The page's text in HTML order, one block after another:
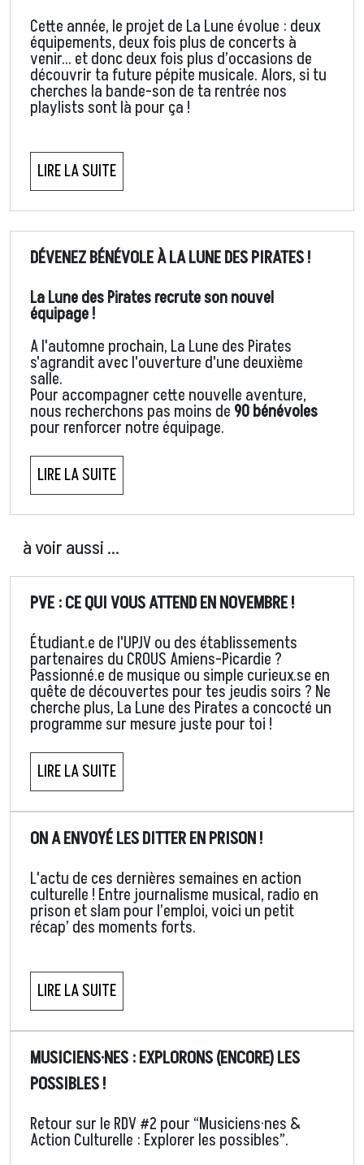
Cette année, le projet de La Lune évolue : deux
équipements, deux fois plus de concerts à
venir… et donc deux fois plus d’occasions de
découvrir ta future pépite musicale. Alors, si tu
cherches la bande-son de ta rentrée nos
playlists sont là pour ça !
LIRE LA SUITE
DÉVENEZ BÉNÉVOLE À LA LUNE DES PIRATES !
La Lune des Pirates recrute son nouvel
équipage !
A l'automne prochain, La Lune des Pirates
s'agrandit avec l'ouverture d'une deuxième
salle.
Pour accompagner cette nouvelle aventure,
nous recherchons pas moins de 90 bénévoles
pour renforcer notre équipage.
LIRE LA SUITE
à voir aussi ...
PVE : CE QUI VOUS ATTEND EN NOVEMBRE !
Étudiant.e de l'UPJV ou des établissements
partenaires du CROUS Amiens-Picardie ?
Passionné.e de musique ou simple curieux.se en
quête de découvertes pour tes jeudis soirs ? Ne
cherche plus, La Lune des Pirates a concocté un
programme sur mesure juste pour toi !
LIRE LA SUITE
ON A ENVOYÉ LES DITTER EN PRISON !
L'actu de ces dernières semaines en action
culturelle ! Entre journalisme musical, radio en
prison et slam pour l’emploi, voici un petit
récap’ des moments forts.
LIRE LA SUITE
MUSICIENS·NES : EXPLORONS (ENCORE) LES
POSSIBLES !
Retour sur le RDV #2 pour “Musiciens·nes &
Action Culturelle : Explorer les possibles”.